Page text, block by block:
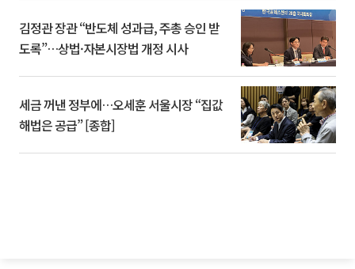
김정관 장관 “반도체 성과급, 주총 승인 받
도록”…상법·자본시장법 개정 시사
세금 꺼낸 정부에…오세훈 서울시장 “집값
해법은 공급” [종합]